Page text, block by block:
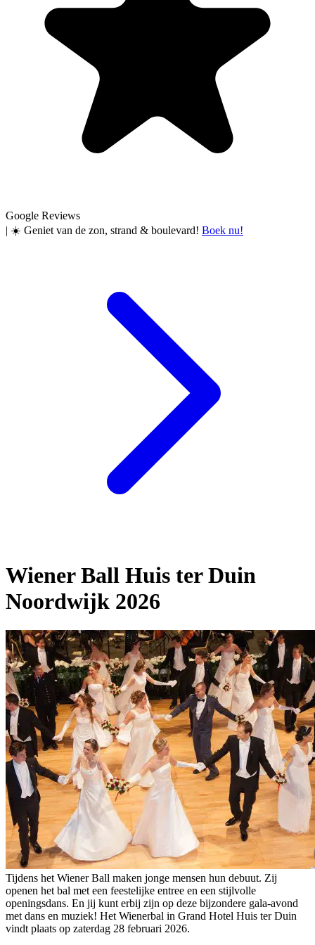
Google Reviews
| ☀️ Geniet van de zon, strand & boulevard! Boek nu!
Wiener Ball Huis ter Duin
Noordwijk 2026
Tijdens het Wiener Ball maken jonge mensen hun debuut. Zij
openen het bal met een feestelijke entree en een stijlvolle
openingsdans. En jij kunt erbij zijn op deze bijzondere gala-avond
met dans en muziek! Het Wienerbal in Grand Hotel Huis ter Duin
vindt plaats op zaterdag 28 februari 2026.